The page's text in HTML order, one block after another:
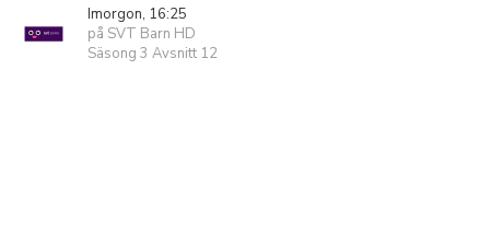
Imorgon, 16:25
på SVT Barn HD
Säsong 3 Avsnitt 12